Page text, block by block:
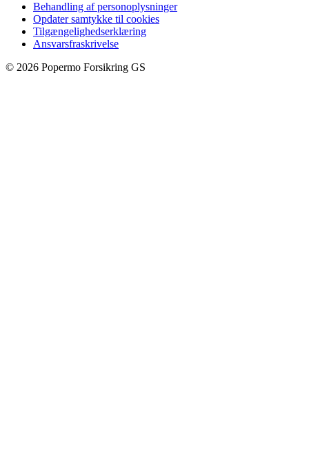
Behandling af personoplysninger
Opdater samtykke til cookies
Tilgængelighedserklæring
Ansvarsfraskrivelse
© 2026 Popermo Forsikring GS